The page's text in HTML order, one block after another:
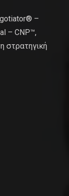
–
– CNP™,
στρατηγική